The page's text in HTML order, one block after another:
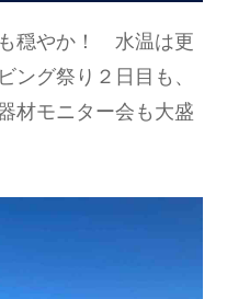
穏やか！ 水温は更
グ祭り２日目も、
材モニター会も大盛